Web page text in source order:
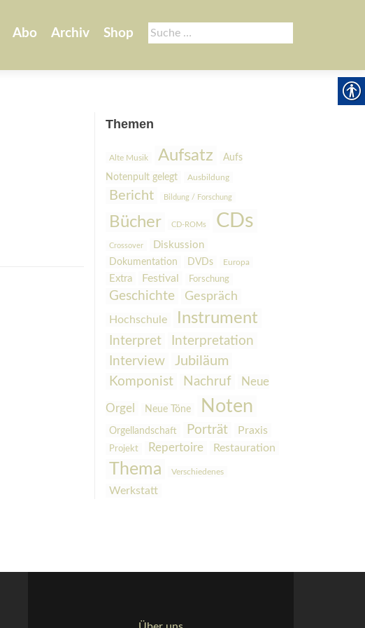
Suche
nach:
Abo Archiv Shop
Themen
Alte Musik Aufsatz
Aufs
Notenpult gelegt
Ausbildung
Bericht Bildung / Forschung
Bücher CD-ROMs CDs
Crossover Diskussion
Dokumentation DVDs Europa
Extra Festival Forschung
Geschichte Gespräch
Hochschule Instrument
Interpret
Interpretation
Interview
Jubiläum
Komponist
Nachruf Neue
Orgel Neue Töne Noten
Orgellandschaft Porträt Praxis
Projekt Repertoire Restauration
Thema Verschiedenes
Werkstatt